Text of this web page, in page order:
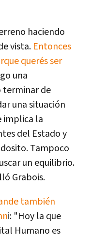
haciendo
vista. Entonces
querés ser
una
terminar de
una situación
implica la
del Estado y
Tampoco
un equilibrio.
Grabois.
también
i: "Hoy la que
Humano es